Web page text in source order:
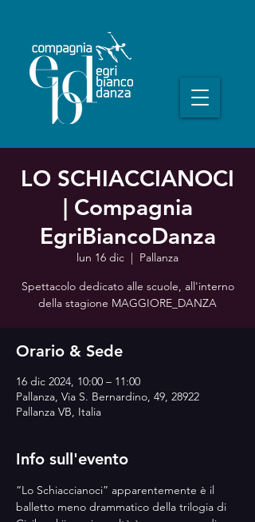
LO SCHIACCIANOCI
| Compagnia
EgriBiancoDanza
lun 16 dic
  |
Pallanza
Spettacolo dedicato alle scuole, all'interno
della stagione MAGGIORE_DANZA
Orario & Sede
16 dic 2024, 10:00 – 11:00
Pallanza, Via S. Bernardino, 49, 28922
Pallanza VB, Italia
Info sull'evento
“Lo Schiaccianoci” apparentemente è il
balletto meno drammatico della trilogia di